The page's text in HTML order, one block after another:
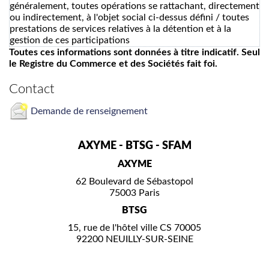
généralement, toutes opérations se rattachant, directement
ou indirectement, à l'objet social ci-dessus défini / toutes
prestations de services relatives à la détention et à la
gestion de ces participations
Toutes ces informations sont données à titre indicatif. Seul
le Registre du Commerce et des Sociétés fait foi.
Contact
Demande de renseignement
AXYME - BTSG - SFAM
AXYME
62 Boulevard de Sébastopol
75003 Paris
BTSG
15, rue de l'hôtel ville CS 70005
92200 NEUILLY-SUR-SEINE